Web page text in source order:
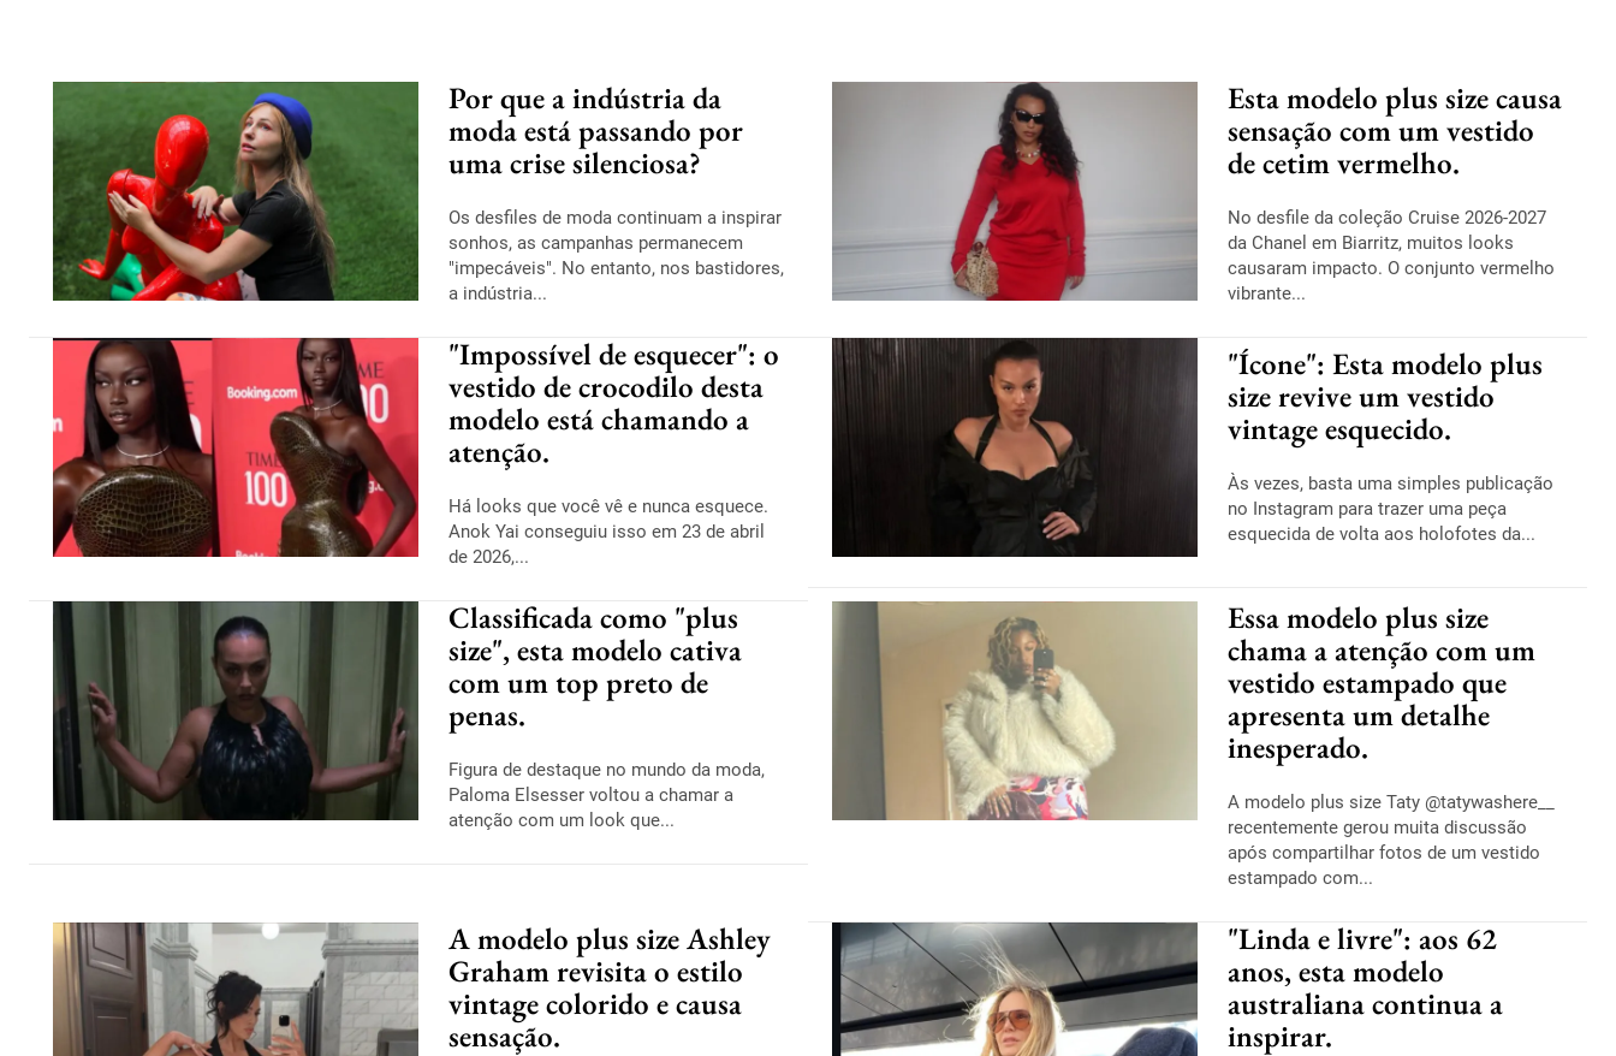
Por que a indústria da
moda está passando por
uma crise silenciosa?
Os desfiles de moda continuam a inspirar
sonhos, as campanhas permanecem
"impecáveis". No entanto, nos bastidores,
a indústria...
Esta modelo plus size causa
sensação com um vestido
de cetim vermelho.
No desfile da coleção Cruise 2026-2027
da Chanel em Biarritz, muitos looks
causaram impacto. O conjunto vermelho
vibrante...
"Impossível de esquecer": o
vestido de crocodilo desta
modelo está chamando a
atenção.
Há looks que você vê e nunca esquece.
Anok Yai conseguiu isso em 23 de abril
de 2026,...
"Ícone": Esta modelo plus
size revive um vestido
vintage esquecido.
Às vezes, basta uma simples publicação
no Instagram para trazer uma peça
esquecida de volta aos holofotes da...
Classificada como "plus
size", esta modelo cativa
com um top preto de
penas.
Figura de destaque no mundo da moda,
Paloma Elsesser voltou a chamar a
atenção com um look que...
Essa modelo plus size
chama a atenção com um
vestido estampado que
apresenta um detalhe
inesperado.
A modelo plus size Taty @tatywashere__
recentemente gerou muita discussão
após compartilhar fotos de um vestido
estampado com...
A modelo plus size Ashley
Graham revisita o estilo
vintage colorido e causa
sensação.
"Linda e livre": aos 62
anos, esta modelo
australiana continua a
inspirar.